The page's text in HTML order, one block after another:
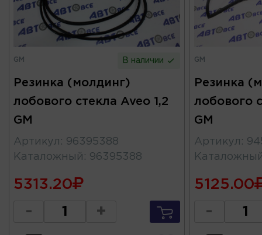
GM В наличии
Резинка (молдинг)
лобового стекла Aveo 1,2
GM
Артикул : 96395388
Каталожный : 96395388
5313.20
- +
GM
Резинка
лобового
GM
Артикул :
5125.00
-